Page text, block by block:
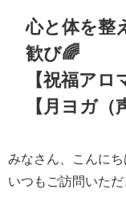
心と体を整
歓び🌈
【祝福アロ
【月ヨガ（
みなさん、こんにち
いつもご訪問いた